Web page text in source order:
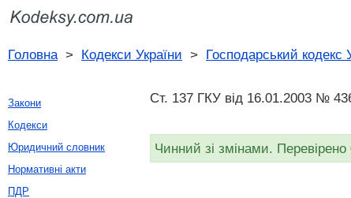
Головна> Кодекси України > Господарський кодекс
Ст. 137 ГКУ від 16.01.2003 №
Чинний зі змінами.
Закони
Кодекси
Юридичний словник
Нормативні акти
ПДР